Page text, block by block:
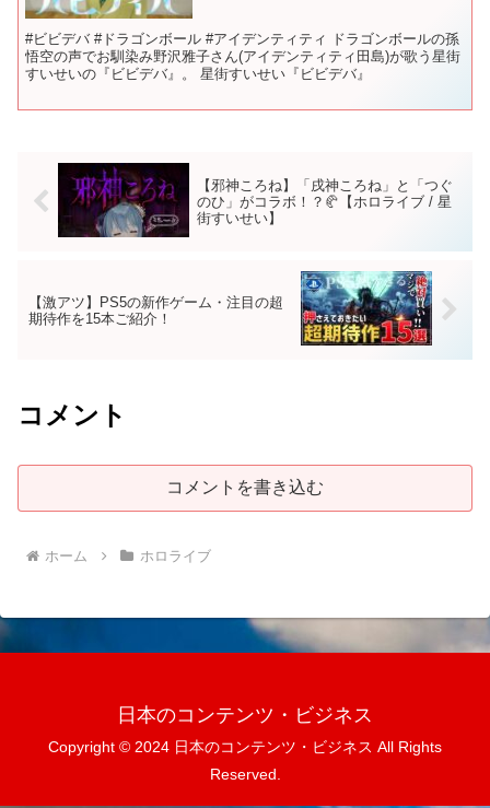
#ビビデバ #ドラゴンボール #アイデンティティ ドラゴンボールの孫
悟空の声でお馴染み野沢雅子さん(アイデンティティ田島)が歌う星街
すいせいの『ビビデバ』。 星街すいせい『ビビデバ』
【邪神ころね】「戌神ころね」と「つぐ
のひ」がコラボ！？🥐【ホロライブ / 星
街すいせい】
【激アツ】PS5の新作ゲーム・注目の超
期待作を15本ご紹介！
コメント
コメントを書き込む
ホーム ホロライブ
日本のコンテンツ・ビジネス
Copyright © 2024 日本のコンテンツ・ビジネス All Rights
Reserved.